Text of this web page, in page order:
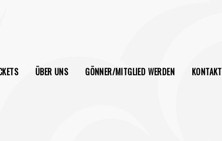
ÜBER UNS GÖNNER/MITGLIED WERDEN KONTAKT